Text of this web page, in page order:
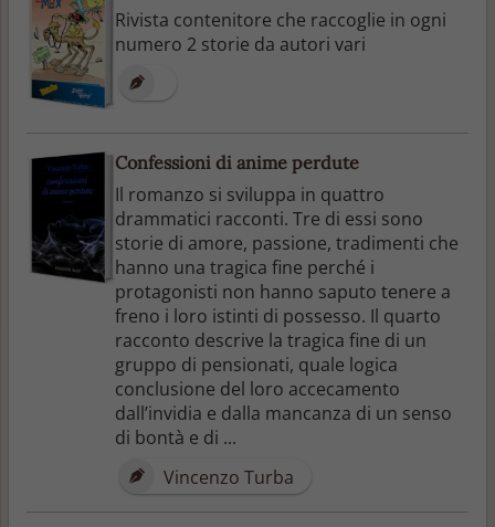
Rivista contenitore che raccoglie in ogni
numero 2 storie da autori vari
Confessioni di anime perdute
Il romanzo si sviluppa in quattro
drammatici racconti. Tre di essi sono
storie di amore, passione, tradimenti che
hanno una tragica fine perché i
protagonisti non hanno saputo tenere a
freno i loro istinti di possesso. Il quarto
racconto descrive la tragica fine di un
gruppo di pensionati, quale logica
conclusione del loro accecamento
dall’invidia e dalla mancanza di un senso
di bontà e di ...
Vincenzo Turba